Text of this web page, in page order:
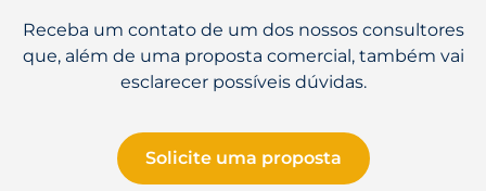
Receba um contato de um dos nossos consultores
que, além de uma proposta comercial, também vai
esclarecer possíveis dúvidas.
Solicite uma proposta